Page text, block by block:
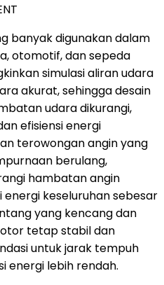
banyak digunakan dalam
otomotif, dan sepeda
simulasi aliran udara
akurat, sehingga desain
udara dikurangi,
efisiensi energi
terowongan angin yang
berulang,
hambatan angin
energi keseluruhan sebesar
yang kencang dan
tetap stabil dan
untuk jarak tempuh
energi lebih rendah.